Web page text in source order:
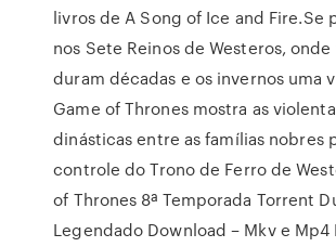
livros de A Song of Ice and Fire.Se
nos Sete Reinos de Westeros,
duram décadas e os invernos uma
Game of Thrones mostra as
dinásticas entre as famílias nobres
controle do Trono de Ferro de
of Thrones 8ª Temporada Torrent
Legendado Download – Mkv e Mp4